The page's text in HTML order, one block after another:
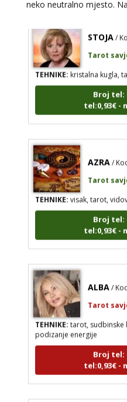
neko neutralno mjesto.
STOJA /
Tarot
TEHNIKE:kristalna kugla,
Broj tel:
tel:0,93€ -
AZRA /
Tarot
TEHNIKE:visak, tarot,
Broj tel:
tel:0,93€ -
ALBA /
Tarot
TEHNIKE:tarot, sudbinske
podizanje energije
Broj tel:
tel:0,93€ -